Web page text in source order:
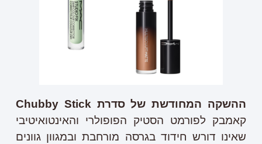
ההשקה המחודשת של סדרת Chubby Stick
קאמבק לפורמט הסטיק הפופולרי והאינטואיטיבי
שאינו דורש חידוד בגרסה מורחבת ובמגוון גוונים